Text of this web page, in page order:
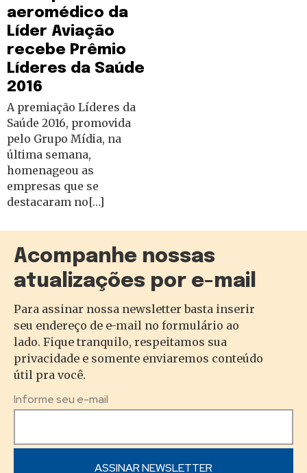
aeromédico da
Líder Aviação
recebe Prêmio
Líderes da Saúde
2016
A premiação Líderes da
Saúde 2016, promovida
pelo Grupo Mídia, na
última semana,
homenageou as
empresas que se
destacaram no[…]
Acompanhe nossas
atualizações por e-mail
Para assinar nossa newsletter basta inserir
seu endereço de e-mail no formulário ao
lado. Fique tranquilo, respeitamos sua
privacidade e somente enviaremos conteúdo
útil pra você.
Informe seu e-mail